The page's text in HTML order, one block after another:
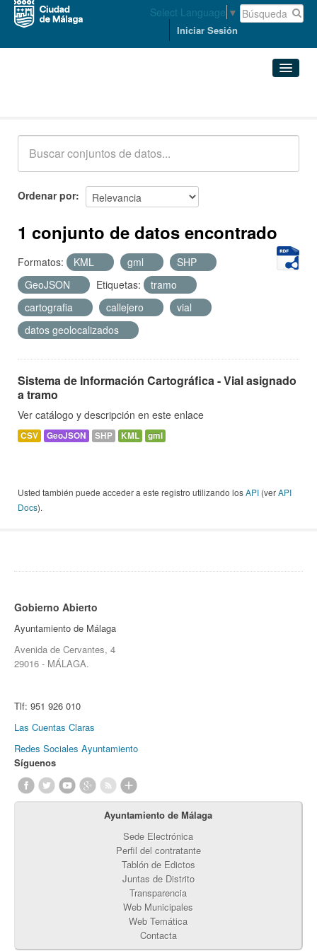
Select Language ▼
Iniciar Sesión
Acerca de
Ordenar por
1 conjunto de datos encontrado
Formatos: KML gml
SHP
GeoJSON
Etiquetas:
tramo
cartografia
callejero
vial
datos geolocalizados
Sistema de Información Cartográfica - Vial asignado
a tramo
Ver catálogo y descripción en este enlace
CSV GeoJSON SHP KML gml
Usted también puede acceder a este registro utilizando losAPI (verAPI
Docs).
Gobierno Abierto
Ayuntamiento de Málaga
Avenida de Cervantes, 4
29016 - MÁLAGA.
Tlf: 951 926 010
Las Cuentas Claras
Redes Sociales Ayuntamiento
Síguenos
Ayuntamiento de Málaga
Sede Electrónica
Perfil del contratante
Tablón de Edictos
Juntas de Distrito
Transparencia
Web Municipales
Web Temática
Contacta